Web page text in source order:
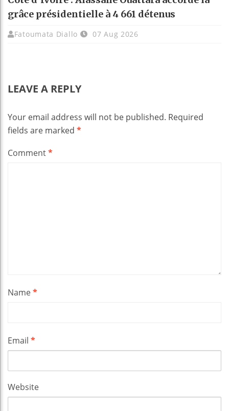
grâce présidentielle à 4 661 détenus
Fatoumata Diallo 07 Aug 2026
LEAVE A REPLY
Your email address will not be published. Required
fields are marked *
Comment*
Name*
Email *
Website